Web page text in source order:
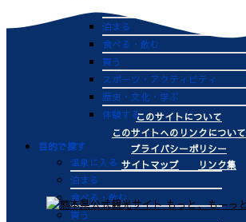
泊まる
食べる・飲む
買う
スポーツ・アクティビティ
歴史・文化・学ぶ
体験する
目的で探す
温泉に入る
泊まる
食べる・飲む
買う
このサイトについて
このサイトへのリンクについて
プライバシーポリシー
サイトマップ
リンク集